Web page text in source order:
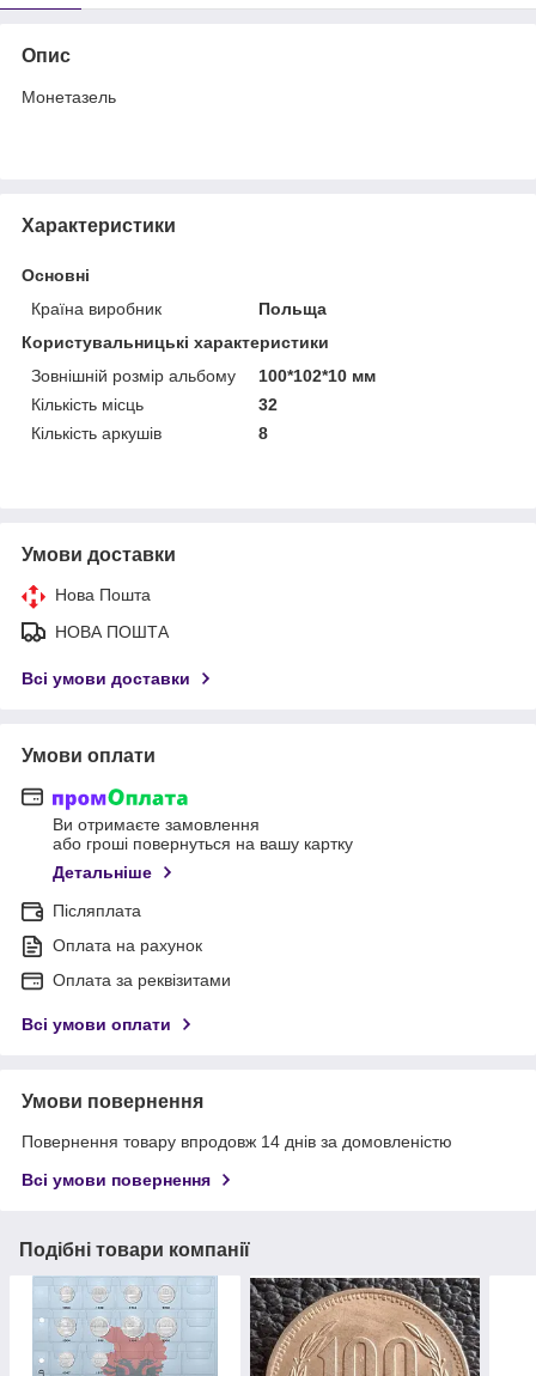
Опис
Монетазель
Характеристики
Основні
Країна виробник
Польща
Користувальницькі характеристики
Зовнішній розмір альбому
100*102*10 мм
Кількість місць
32
Кількість аркушів
8
Умови доставки
Нова Пошта
НОВА ПОШТА
Всі умови доставки
Умови оплати
Ви отримаєте замовлення
або гроші повернуться на вашу картку
Детальніше
Післяплата
Оплата на рахунок
Оплата за реквізитами
Всі умови оплати
Умови повернення
Повернення товару впродовж 14 днів за домовленістю
Всі умови повернення
Подібні товари компанії